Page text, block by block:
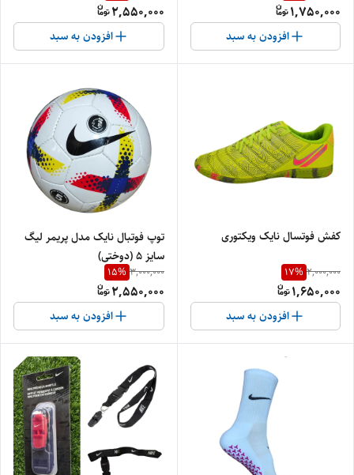
1,750,000
افزودن به سبد
2,550,000
افزودن به سبد
کفش فوتسال نایک ویکتوری
2,000,000
17%
1,650,000
افزودن به سبد
توپ فوتبال نایک مدل پریمر لیگ
سایز 5 (دوختی)
3,000,000
15%
2,550,000
افزودن به سبد